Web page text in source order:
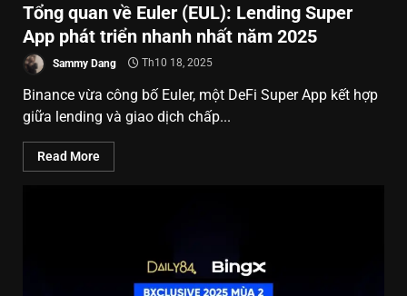
Tổng quan về Euler (EUL): Lending Super
App phát triển nhanh nhất năm 2025
Sammy Dang Th10 18, 2025
Binance vừa công bố Euler, một DeFi Super App kết hợp
giữa lending và giao dịch chấp...
Read More